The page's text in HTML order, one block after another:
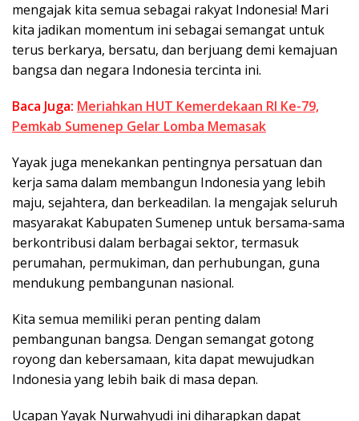
mengajak kita semua sebagai rakyat Indonesia! Mari
kita jadikan momentum ini sebagai semangat untuk
terus berkarya, bersatu, dan berjuang demi kemajuan
bangsa dan negara Indonesia tercinta ini.
Baca Juga: Meriahkan HUT Kemerdekaan RI Ke-79,
Pemkab Sumenep Gelar Lomba Memasak
Yayak juga menekankan pentingnya persatuan dan
kerja sama dalam membangun Indonesia yang lebih
maju, sejahtera, dan berkeadilan. Ia mengajak seluruh
masyarakat Kabupaten Sumenep untuk bersama-sama
berkontribusi dalam berbagai sektor, termasuk
perumahan, permukiman, dan perhubungan, guna
mendukung pembangunan nasional.
Kita semua memiliki peran penting dalam
pembangunan bangsa. Dengan semangat gotong
royong dan kebersamaan, kita dapat mewujudkan
Indonesia yang lebih baik di masa depan.
Ucapan Yayak Nurwahyudi ini diharapkan dapat